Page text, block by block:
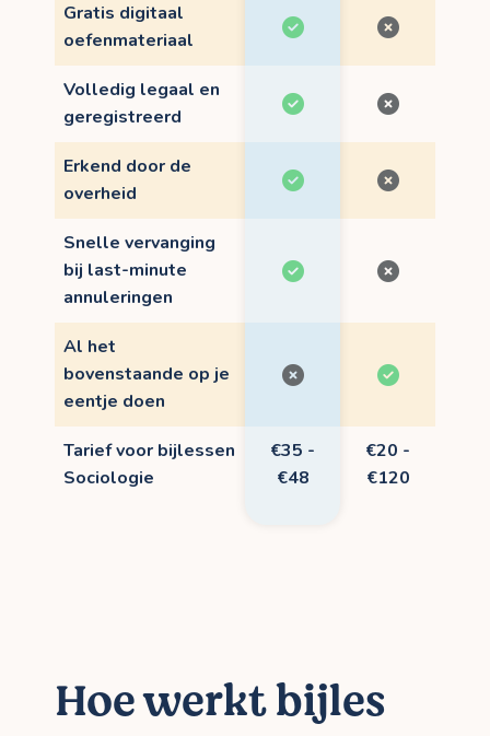
Gratis digitaal
oefenmateriaal
Volledig legaal en
geregistreerd
Erkend door de
overheid
Snelle vervanging
bij last-minute
annuleringen
Al het
bovenstaande op je
eentje doen
Tarief voor bijlessen
Sociologie
€35 -
€48
€20 -
€120
Hoe werkt bijles